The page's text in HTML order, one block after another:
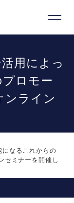
用によっ
ロモー
ンライン
になるこれからの
セミナーを開催し